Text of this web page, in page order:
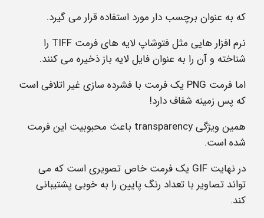
که به عنوان برچسب دار مورد استفاده قرار می گیرد.
نرم افزار هایی مثل فتوشاپ لایه های فرمت TIFF را
شناخته و آن را به عنوان فایل لایه باز ذخیره می کنند.
اما فرمت PNG یک فرمت با فشرده سازی غیر اتلافی است
که پس زمینه شفاف دارد!
همین ویژگی transparency باعث محبوبیت این فرمت
شده است.
در نهایت GIF یک فرمت خاص تصویری است که می
تواند تصاویر با تعداد رنگ پایین را به خوبی پشتیبانی
کند.